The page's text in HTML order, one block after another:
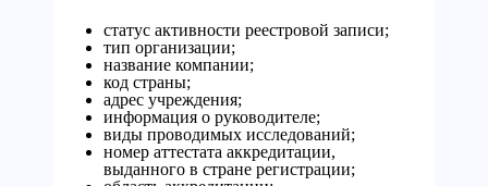
статус активности реестровой записи;
тип организации;
название компании;
код страны;
адрес учреждения;
информация о руководителе;
виды проводимых исследований;
номер аттестата аккредитации,
выданного в стране регистрации;